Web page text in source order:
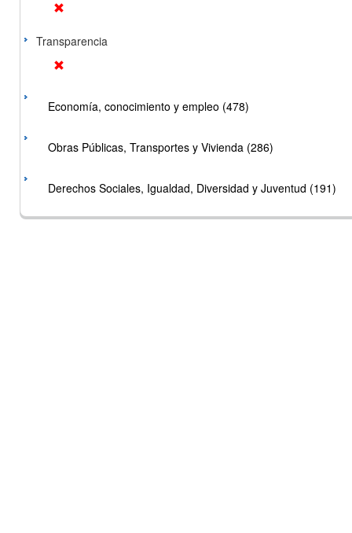
Transparencia
Economía, conocimiento y empleo (478)
Obras Públicas, Transportes y Vivienda (286)
Derechos Sociales, Igualdad, Diversidad y Juventud (191)